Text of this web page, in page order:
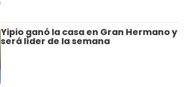
Yipio ganó la casa en Gran Hermano y
será líder de la semana